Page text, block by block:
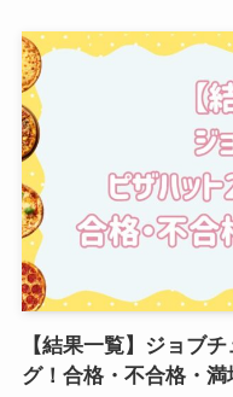
【結果一覧】ジョブ
グ！合格・不合格・